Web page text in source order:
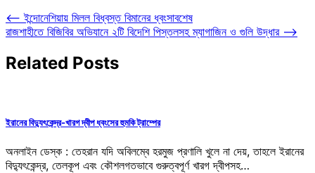
⟵ ইন্দোনেশিয়ায় মিলল বিধ্বস্ত বিমানের ধ্বংসাবশেষ
রাজশাহীতে বিজিবির অভিযানে ২টি বিদেশি পিস্তলসহ ম্যাগাজিন ও গুলি উদ্ধার ⟶
Related Posts
ইরানের বিদ্যুৎকেন্দ্র-খারগ দ্বীপ ধ্বংসের হুমকি ট্রাম্পের
অনলাইন ডেস্ক : তেহরান যদি অবিলম্বে হরমুজ প্রণালি খুলে না দেয়, তাহলে ইরানের
বিদ্যুৎকেন্দ্র, তেলকূপ এবং কৌশলগতভাবে গুরুত্বপূর্ণ খারগ দ্বীপসহ…